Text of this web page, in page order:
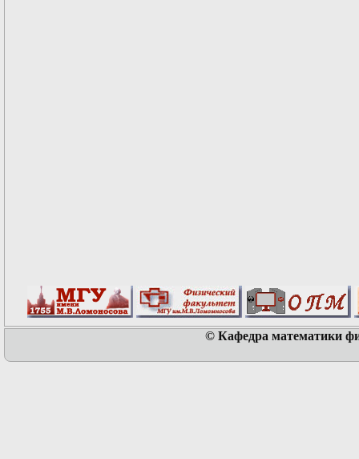
© Кафедра математики